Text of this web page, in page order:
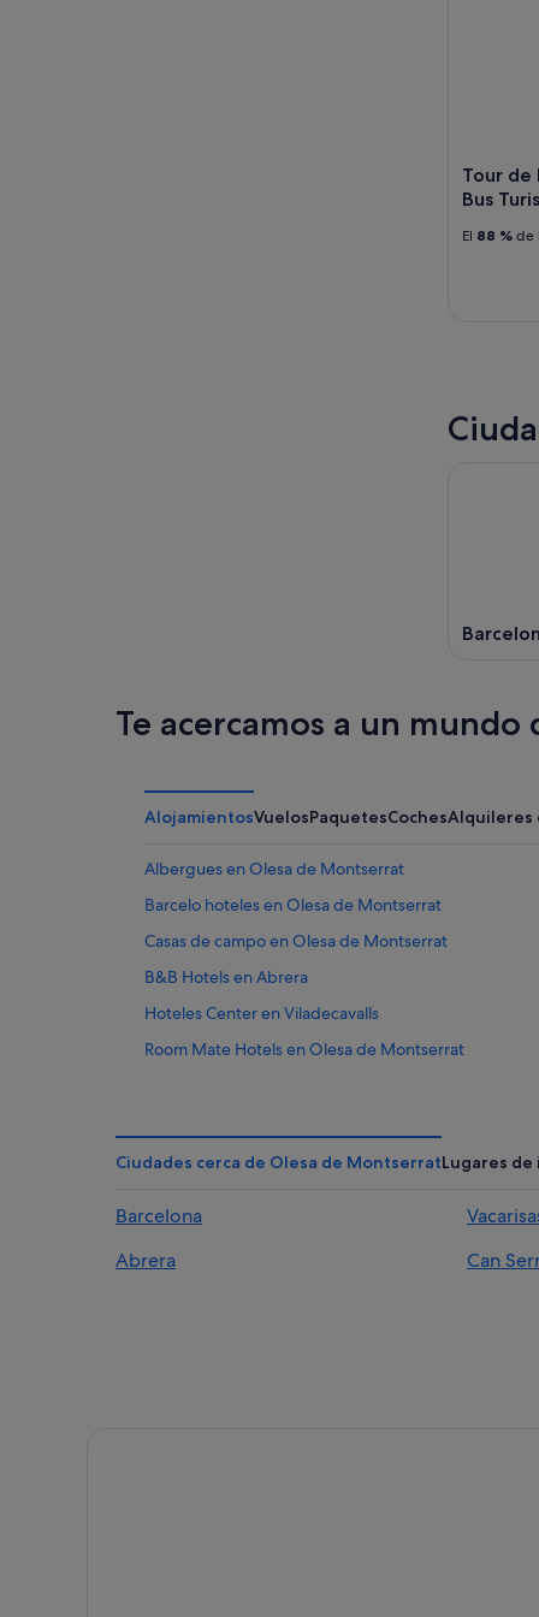
Tour de
Bus
El 88 % de
Te acercamos a un mundo
AlojamientosVuelosPaquetesCochesAlquileres
Albergues en Olesa de Montserrat
Barcelo hoteles en Olesa de Montserrat
Casas de campo en Olesa de Montserrat
B&B Hotels en Abrera
Hoteles Center en Viladecavalls
Room Mate Hotels en Olesa de Montserrat
Sb Hotels en Olesa de Montserrat
Olivia Hotels en Olesa de Montserrat
Campings de caravanas en Abrera
Ciudades cerca de Olesa de MontserratLugares
Barcelona
Abrera
Can